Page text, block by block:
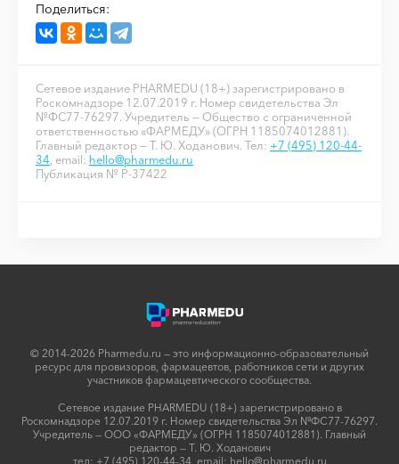
Поделиться:
Сетевое издание PHARMEDU (18+) зарегистрировано в
Роскомнадзоре 12.07.2019 г. Номер свидетельства Эл
№ФС77-76297. Учредитель — Общество с ограниченной
ответственностью «ФАРМЕДУ» (ОГРН 1185074012881).
Главный редактор — Т. Ю. Ходанович. Тел: +7 (495) 120-44-
34, email: hello@pharmedu.ru
Публикация № P-37422
© 2014-2026 Pharmedu.ru — это информационно-образовательный
ресурс для провизоров, фармацевтов, работников сети и других
участников фармацевтического сообщества.
Сетевое издание PHARMEDU (18+) зарегистрировано в
Роскомнадзоре 12.07.2019 г. Номер свидетельства Эл №ФС77-76297.
Учредитель — ООО «ФАРМЕДУ» (ОГРН 1185074012881). Главный
редактор — Т. Ю. Ходанович
тел: +7 (495) 120-44-34, email: hello@pharmedu.ru